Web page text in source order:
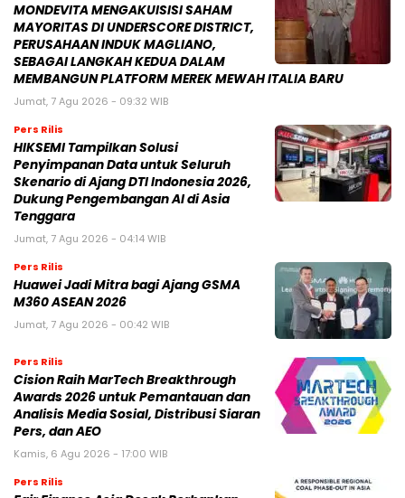
MONDEVITA MENGAKUISISI SAHAM
MAYORITAS DI UNDERSCORE DISTRICT,
PERUSAHAAN INDUK MAGLIANO,
SEBAGAI LANGKAH KEDUA DALAM
MEMBANGUN PLATFORM MEREK MEWAH ITALIA BARU
Jumat, 7 Agu 2026 - 09:32 WIB
Pers Rilis
HIKSEMI Tampilkan Solusi
Penyimpanan Data untuk Seluruh
Skenario di Ajang DTI Indonesia 2026,
Dukung Pengembangan AI di Asia
Tenggara
Jumat, 7 Agu 2026 - 04:14 WIB
Pers Rilis
Huawei Jadi Mitra bagi Ajang GSMA
M360 ASEAN 2026
Jumat, 7 Agu 2026 - 00:42 WIB
Pers Rilis
Cision Raih MarTech Breakthrough
Awards 2026 untuk Pemantauan dan
Analisis Media Sosial, Distribusi Siaran
Pers, dan AEO
Kamis, 6 Agu 2026 - 17:00 WIB
Pers Rilis